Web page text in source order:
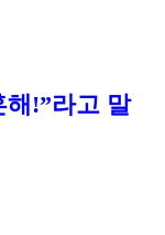
해!”라고 말